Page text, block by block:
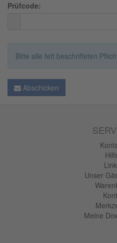
Prüfcode:
Bitte alle fett beschrifteten
Abschicken
Unser
Meine